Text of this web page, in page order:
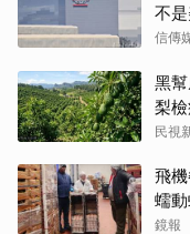
不
信傳
黑
梨
民視
飛
蠕
鏡報